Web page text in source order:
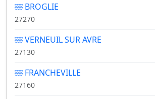
BROGLIE
27270
VERNEUIL SUR AVRE
27130
FRANCHEVILLE
27160